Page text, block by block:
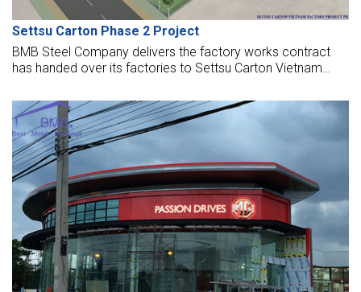
Settsu Carton Phase 2 Project
BMB Steel Company delivers the factory works contract
has handed over its factories to Settsu Carton Vietnam
now. BMB Steel began work on Settsu Carton Factory in
March 2016 due to complete jobs in June 2016.